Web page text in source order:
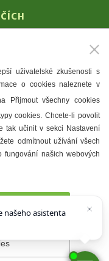
2026 © Město
uživatelské zkušenosti s
o cookies naleznete v
Přijmout všechny cookies
cookies. Chcete-li povolit
tak učinit v sekci Nastavení
odmítnout užívání všech
našich webových
našeho asistenta